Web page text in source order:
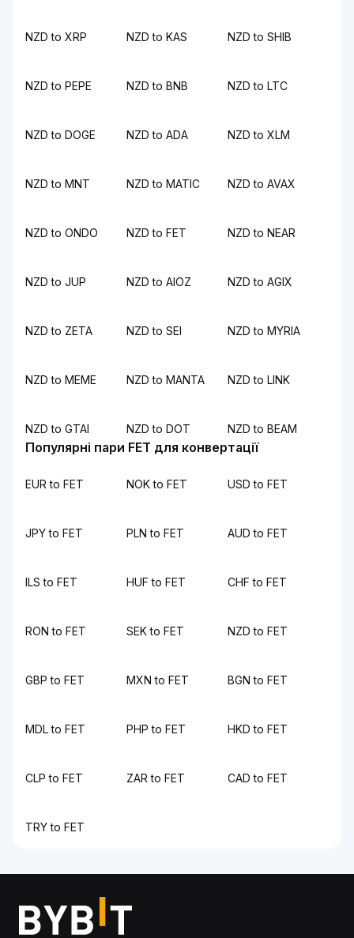
NZD to XRP NZD to KAS NZD to SHIB
NZD to PEPE NZD to BNB NZD to LTC
NZD to DOGE NZD to ADA NZD to XLM
NZD to MNT NZD to MATIC NZD to AVAX
NZD to ONDO NZD to FET NZD to NEAR
NZD to JUP NZD to AIOZ NZD to AGIX
NZD to ZETA NZD to SEI NZD to MYRIA
NZD to MEME NZD to MANTA NZD to LINK
NZD to GTAI NZD to DOT NZD to BEAM
Популярні пари FET для конвертації
EUR to FET NOK to FET USD to FET
JPY to FET PLN to FET AUD to FET
ILS to FET HUF to FET CHF to FET
RON to FET SEK to FET NZD to FET
GBP to FET MXN to FET BGN to FET
MDL to FET PHP to FET HKD to FET
CLP to FET ZAR to FET CAD to FET
TRY to FET